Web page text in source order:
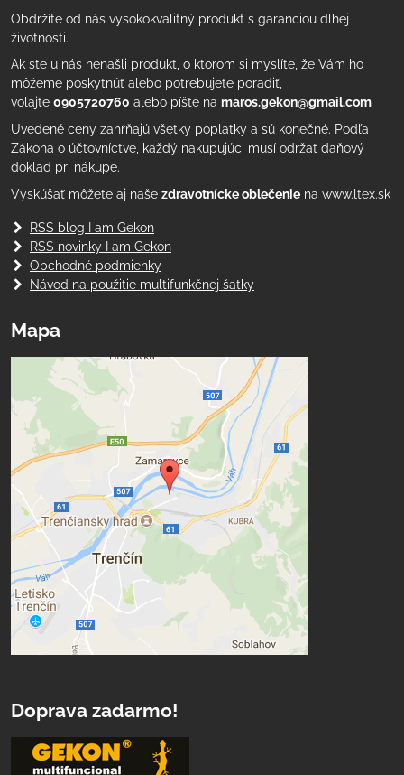
Obdržíte od nás vysokokvalitný produkt s garanciou dlhej
životnosti.
Ak ste u nás nenašli produkt, o ktorom si myslíte, že Vám ho
môžeme poskytnúť alebo potrebujete poradiť,
volajte 0905720760 alebo píšte na maros.gekon@gmail.com
Uvedené ceny zahŕňajú všetky poplatky a sú konečné. Podľa
Zákona o účtovníctve, každý nakupujúci musí održať daňový
doklad pri nákupe.
Vyskúšať môžete aj naše zdravotnícke oblečenie na www.ltex.sk
RSS blog I am Gekon
RSS novinky I am Gekon
Obchodné podmienky
Návod na použitie multifunkčnej šatky
Mapa
Doprava zadarmo!